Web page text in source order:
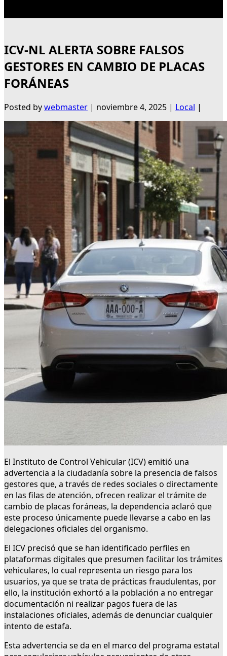
ICV-NL ALERTA SOBRE FALSOS
GESTORES EN CAMBIO DE PLACAS
FORÁNEAS
Posted bywebmaster | noviembre 4, 2025 | Local |
El Instituto de Control Vehicular (ICV) emitió una
advertencia a la ciudadanía sobre la presencia de falsos
gestores que, a través de redes sociales o directamente
en las filas de atención, ofrecen realizar el trámite de
cambio de placas foráneas, la dependencia aclaró que
este proceso únicamente puede llevarse a cabo en las
delegaciones oficiales del organismo.
El ICV precisó que se han identificado perfiles en
plataformas digitales que presumen facilitar los trámites
vehiculares, lo cual representa un riesgo para los
usuarios, ya que se trata de prácticas fraudulentas, por
ello, la institución exhortó a la población a no entregar
documentación ni realizar pagos fuera de las
instalaciones oficiales, además de denunciar cualquier
intento de estafa.
Esta advertencia se da en el marco del programa estatal